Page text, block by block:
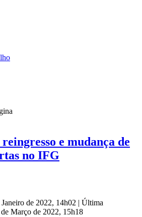
e mudança de
no IFG
de 2022, 14h02 | Última
Março de 2022, 15h18